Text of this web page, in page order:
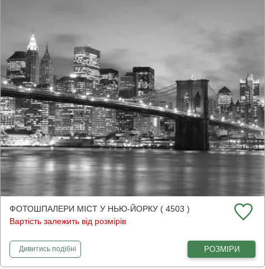
ФОТОШПАЛЕРИ МІСТ У НЬЮ-ЙОРКУ ( 4503 )
Вартість залежить від розмірів
Дивитисьфотошпалери
подібні РОЗМІРИ